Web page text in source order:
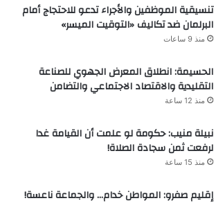
تنسيقية الموظفين والأجراء تدعو للاحتجاج أمام
البرلمان ضد تكاليف «التوقيت الميسر»
منذ 9 ساعات
الحسيمة: انطلاق المعرض الجهوي للصناعة
التقليدية والاقتصاد الاجتماعي والتضامن
منذ 12 ساعة
نبيلة منيب: حكومة لو علمت أن القيامة غدا
لرفعت ثمن سجادة الصلاة!
منذ 15 ساعة
إقليم صفرو: المواطن خدام… والجماعة ناعسة!